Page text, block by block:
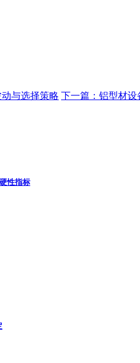
与选择策略 下一篇：铝型材
性指标